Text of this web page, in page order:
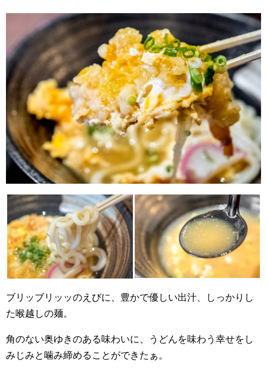
ブリッブリッッのえびに、豊かで優しい出汁、しっかりし
た喉越しの麺。
角のない奥ゆきのある味わいに、うどんを味わう幸せをし
みじみと噛み締めることができたぁ。